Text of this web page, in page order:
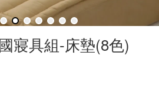
寢具組-床墊(8色)